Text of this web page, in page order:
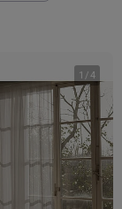
1 /4